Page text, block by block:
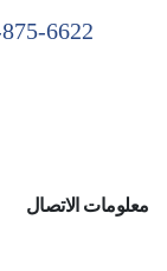
6622
معلومات الاتصال